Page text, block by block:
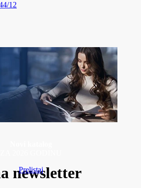
12
Prelistaj
newsletter